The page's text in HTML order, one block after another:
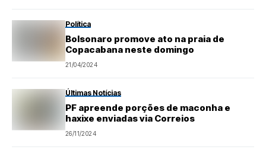
Política
Bolsonaro promove ato na praia de
Copacabana neste domingo
21/04/2024
Últimas Notícias
PF apreende porções de maconha e
haxixe enviadas via Correios
26/11/2024